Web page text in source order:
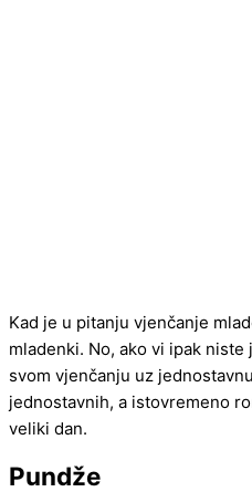
Kad je u pitanju vjenčanje
mladenki. No, ako vi ipak
svom vjenčanju uz
jednostavnih, a istovremeno
veliki dan.
Pundže